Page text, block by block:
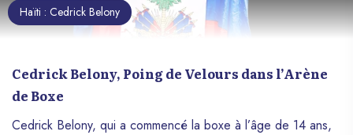
Haïti : Cedrick Belony
Cedrick Belony, Poing de Velours dans l’Arène
de Boxe
Cedrick Belony, qui a commencé la boxe à l’âge de 14 ans,